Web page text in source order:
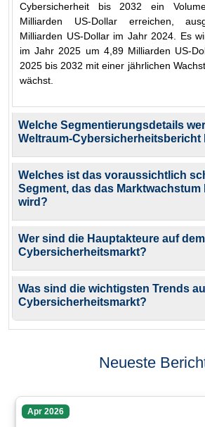
Cybersicherheit bis 2032 ein
Milliarden US-Dollar erreichen,
Milliarden US-Dollar im Jahr 2024. Es
im Jahr 2025 um 4,89 Milliarden US-
2025 bis 2032 mit einer jährlichen
wächst.
Welche Segmentierungsdetails
Weltraum-Cybersicherheitsbericht
Welches ist das voraussichtlich
Segment, das das Marktwachstum
wird?
Wer sind die Hauptakteure auf
Cybersicherheitsmarkt?
Was sind die wichtigsten Trends
Cybersicherheitsmarkt?
Neueste
Apr 2026